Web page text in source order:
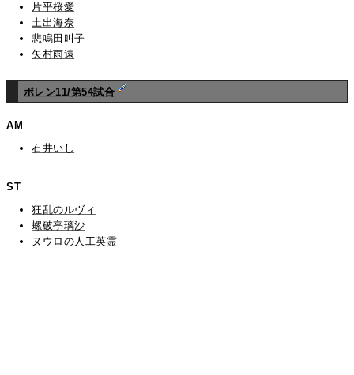
片平桜愛
土出海奈
悲鳴田叫子
矢村雨遠
ポレン11/第54試合
AM
石井いし
ST
狂乱のルヴィ
螺破亭璃沙
ヌウロの人工英霊